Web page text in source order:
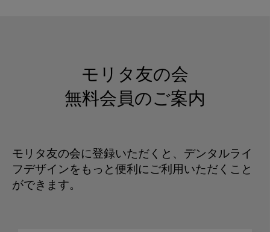
モリタ友の会
無料会員のご案内
モリタ友の会に登録いただくと、デンタルライ
フデザインをもっと便利にご利用いただくこと
ができます。